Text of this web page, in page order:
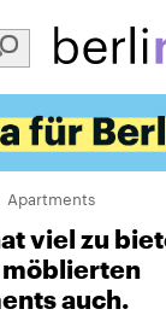
zum
Inhalt
Apartments
viel zu
möblierten
auch.